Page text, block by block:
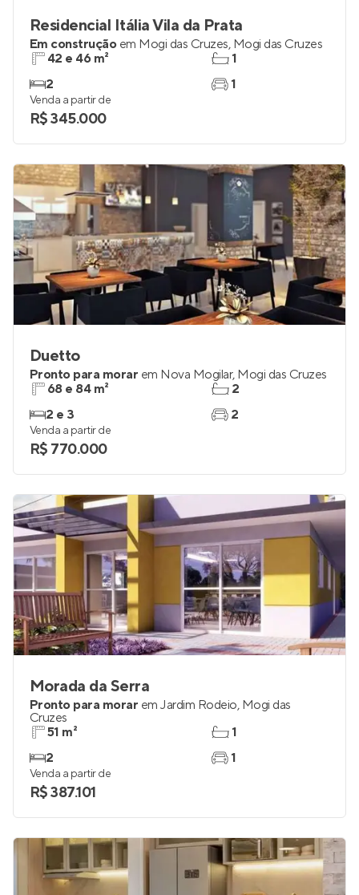
Residencial Itália Vila da Prata
Em construção em Mogi das Cruzes, Mogi das Cruzes
42 e 46 m²
2
1
1
Venda a partir de
R$ 345.000
Duetto
Pronto para morar em Nova Mogilar, Mogi das Cruzes
68 e 84 m²
2 e 3
2
2
Venda a partir de
R$ 770.000
Morada da Serra
Pronto para morar em Jardim Rodeio, Mogi das
Cruzes
51 m²
2
1
1
Venda a partir de
R$ 387.101